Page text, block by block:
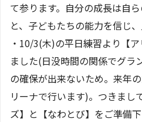
て参ります。自分の成長は自
と、子どもたちの能力を信じ
・10/3(木)の平日練習より【
ました(日没時間の関係でグラ
の確保が出来ないため。来年
リーナで行います)。つきまし
ズ】と【なわとび】をご準備